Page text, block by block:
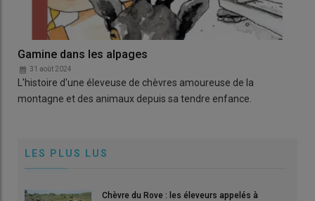
Gamine dans les alpages
31 août 2024
L'histoire d'une éleveuse de chèvres amoureuse de la
montagne et des animaux depuis sa tendre enfance.
LES PLUS LUS
Chèvre du Rove : les éleveurs appelés à